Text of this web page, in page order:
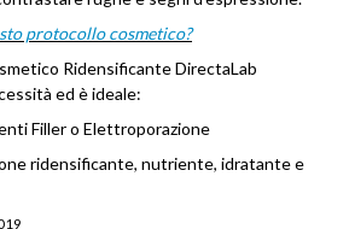
protocollo cosmetico?
Ridensificante DirectaLab
ed è ideale:
Filler o Elettroporazione
ridensificante, nutriente, idratante e